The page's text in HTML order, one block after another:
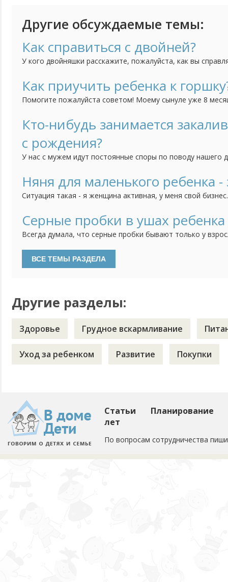
Другие обсуждаемые темы:
Как справиться с двойней?
У кого двойняшки расскажите, пожалуйста, как вы
Как приучить ребенка к
Помогите пожалуйста советом! Моему сынуле уже 8
тем труднее нам с ним вместе придется. Но он
горшок, никакие отвлечения, игрушки, книжки не
Кто-нибудь занимается
с рождения?
У нас с мужем идут постоянные споры по поводу нашего
кажется, что он еще слишком мал для этого и мне его
закалять? Что выносить его раздетым на улицу? Или
Няня для маленького ребенка
Ситуация такая - я женщина активная, у меня свой
работу люди, которые работают с самого начала со
слаженный коллектив. И мне их естественно очень
Серные пробки в ушах ребенка
Всегда думала, что серные пробки бывают только у
сыну, увидела в глубине белое вещество и посередине
Вспомнила, что в последнее время ребенок стал хуже
Другие разделы:
Здоровье Грудное вскармливание
Уход за ребенком Развитие Покупки
Статьи
Планирование
лет
По вопросам сотрудничества